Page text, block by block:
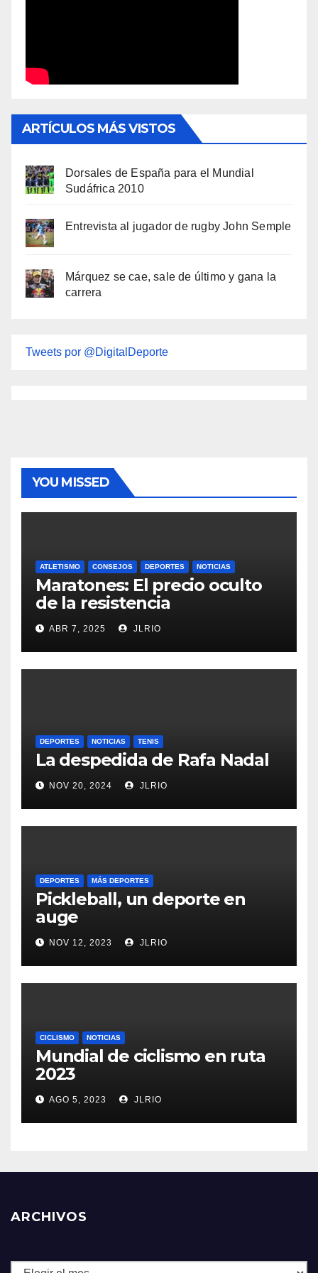
ARTÍCULOS MÁS VISTOS
Dorsales de España para el Mundial
Sudáfrica 2010
Entrevista al jugador de rugby John Semple
Márquez se cae, sale de último y gana la
carrera
Tweets por @DigitalDeporte
YOU MISSED
ATLETISMO CONSEJOS DEPORTES NOTICIAS
Maratones: El precio oculto
de la resistencia
ABR 7, 2025 JLRIO
DEPORTES NOTICIAS TENIS
La despedida de Rafa Nadal
NOV 20, 2024 JLRIO
DEPORTES MÁS DEPORTES
Pickleball, un deporte en
auge
NOV 12, 2023 JLRIO
CICLISMO NOTICIAS
Mundial de ciclismo en ruta
2023
AGO 5, 2023 JLRIO
ARCHIVOS
Archivos